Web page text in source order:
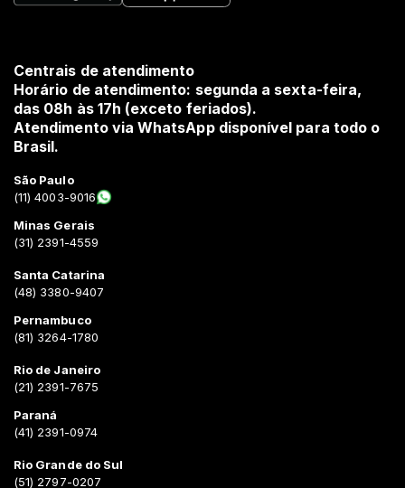
Centrais de atendimento
Horário de atendimento: segunda a sexta-feira,
das 08h às 17h (exceto feriados).
Atendimento via WhatsApp disponível para todo o
Brasil.
São Paulo
(11) 4003-9016
Minas Gerais
(31) 2391-4559
Santa Catarina
(48) 3380-9407
Pernambuco
(81) 3264-1780
Rio de Janeiro
(21) 2391-7675
Paraná
(41) 2391-0974
Rio Grande do Sul
(51) 2797-0207